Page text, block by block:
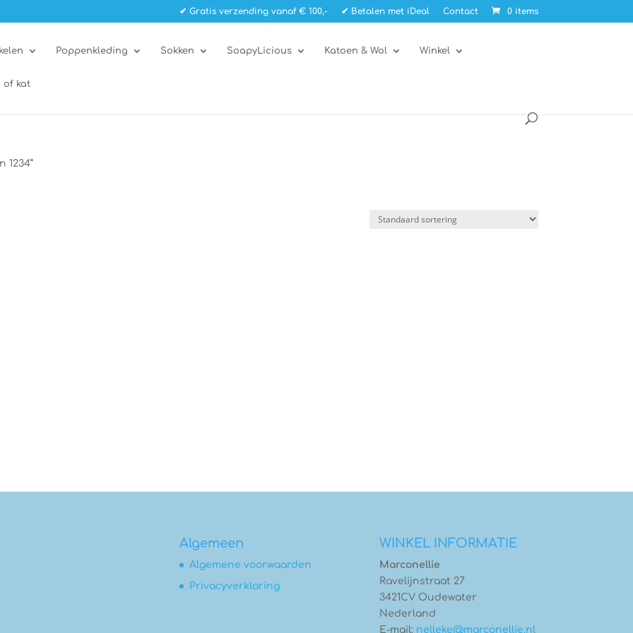
✔ Gratis verzending vanaf € 100,- ✔ Betalen met iDeal Contact 0 items
Poppenkleding Sokken SoapyLicious Katoen & Wol Winkel
of kat
1234”
Algemeen
Algemene voorwaarden
Privacyverklaring
WINKEL INFORMATIE
Marconellie
Ravelijnstraat 27
3421CV Oudewater
Nederland
E-mail: nelleke@marconellie.nl